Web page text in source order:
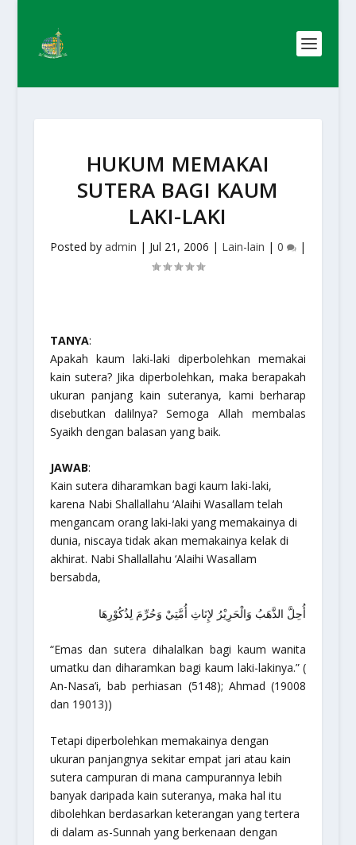
HUKUM MEMAKAI
SUTERA BAGI KAUM
LAKI-LAKI
Posted by admin | Jul 21, 2006 | Lain-lain | 0 |
TANYA:
Apakah kaum laki-laki diperbolehkan memakai
kain sutera? Jika diperbolehkan, maka berapakah
ukuran panjang kain suteranya, kami berharap
disebutkan dalilnya? Semoga Allah membalas
Syaikh dengan balasan yang baik.
JAWAB:
Kain sutera diharamkan bagi kaum laki-laki,
karena Nabi Shallallahu ‘Alaihi Wasallam telah
mengancam orang laki-laki yang memakainya di
dunia, niscaya tidak akan memakainya kelak di
akhirat. Nabi Shallallahu ‘Alaihi Wasallam
bersabda,
أُحِلَّ الذَّهَبُ وَالْحَرِيْرُ لإِنَاثِ أُمَّتِيْ وَحُرِّمَ لِذُكُوْرِهَا
“Emas dan sutera dihalalkan bagi kaum wanita
umatku dan diharamkan bagi kaum laki-lakinya.”(
An-Nasa’i, bab perhiasan (5148); Ahmad (19008
dan 19013))
Tetapi diperbolehkan memakainya dengan
ukuran panjangnya sekitar empat jari atau kain
sutera campuran di mana campurannya lebih
banyak daripada kain suteranya, maka hal itu
dibolehkan berdasarkan keterangan yang tertera
di dalam as-Sunnah yang berkenaan dengan